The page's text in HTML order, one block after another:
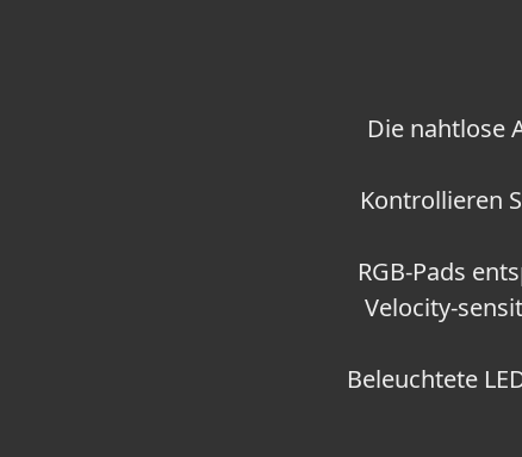
Die nahtlose
Kontrollieren
RGB-Pads
Velocity-
Beleuchtete